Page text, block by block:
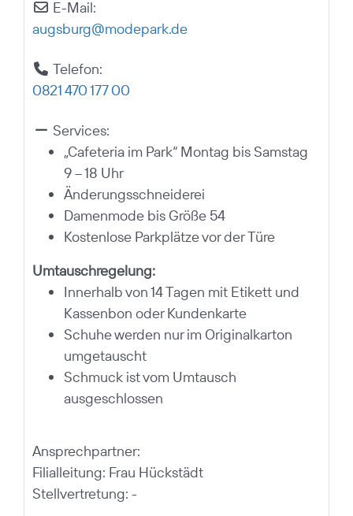
E-Mail:
augsburg@modepark.de
Telefon:
0821 470 177 00
Services:
„Cafeteria im Park“ Montag bis Samstag
9 – 18 Uhr
Änderungsschneiderei
Damenmode bis Größe 54
Kostenlose Parkplätze vor der Türe
Umtauschregelung:
Innerhalb von 14 Tagen mit Etikett und
Kassenbon oder Kundenkarte
Schuhe werden nur im Originalkarton
umgetauscht
Schmuck ist vom Umtausch
ausgeschlossen
Ansprechpartner:
Filialleitung: Frau Hückstädt
Stellvertretung: -